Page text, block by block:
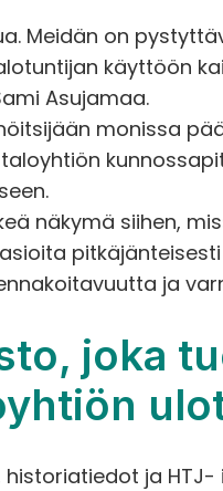
Meidän on
käyttöön
Asujamaa.
monissa
näkymä siihen,
ja
joka
ja